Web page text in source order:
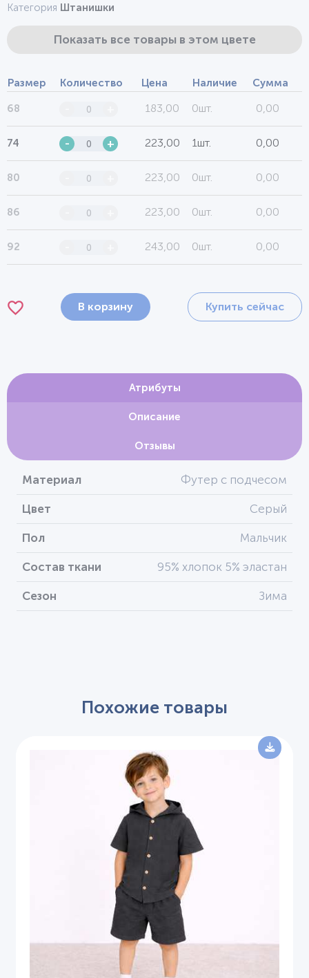
Категория Штанишки
Показать все товары в этом цвете
Размер Количество Цена Наличие Сумма
68 183,00 0шт. 0,00
74 - + 223,00 1шт. 0,00
80 223,00 0шт. 0,00
86 223,00 0шт. 0,00
92 243,00 0шт. 0,00
В корзину Купить сейчас
Атрибуты
Описание
Отзывы
Материал Футер с подчесом
Цвет Серый
Пол Мальчик
Состав ткани 95% хлопок 5% эластан
Сезон Зима
Похожие товары